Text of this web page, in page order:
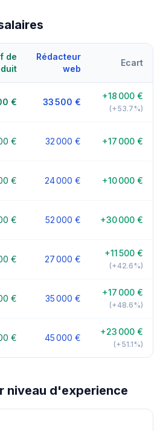
de
Rédacteur
web
Ecart
€ 33 500 €
+18 000 €
(+53.7%)
€ 32 000 € +17 000 €
€ 24 000 € +10 000 €
€ 52 000 € +30 000 €
€ 27 000 €
+11 500 €
(+42.6%)
€ 35 000 €
+17 000 €
(+48.6%)
€ 45 000 €
+23 000 €
(+51.1%)
niveau d'experience